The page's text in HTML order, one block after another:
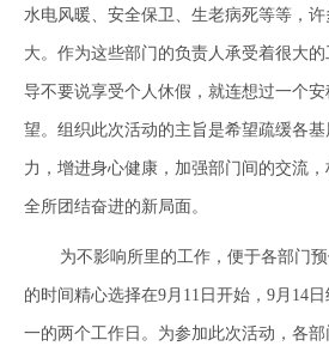
水电风暖、安全保卫、生老病死等等，
大。作为这些部门的负责人承受着很大
导不要说享受个人休假，就连想过一个
望。组织此次活动的主旨是希望疏缓各
力，增进身心健康，加强部门间的交流
全所团结奋进的新局面。
为不影响所里的工作，便于各部门
的时间精心选择在9月11日开始，9月14
一的两个工作日。为参加此次活动，各